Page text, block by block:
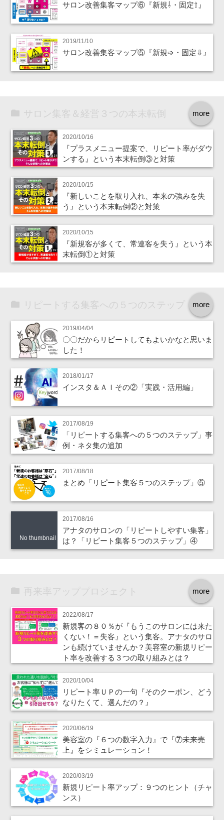
サロン改善集客マップ⑥『新規⇩・固定⇧』
2019/11/10
サロン改善集客マップ⑤『新規➩・固定⇩』
more
サロン集客＆経営３つの本末転倒
2020/10/16
『プラスメニュー提案で、リピート率がダウ
ンする』という本末転倒③と対策
2020/10/15
『新しいことを取り入れ、本来の強みを失
う』という本末転倒②と対策
2020/10/15
『新規客が多くて、常連客を失う』という本
末転倒①と対策
more
リピートする集客への５つのステップ
2019/04/04
〇〇だからリピートしてもよいかなと思いま
した！
2018/01/17
インスタ＆ＡＩその②「実践・活用編」
2017/08/19
「リピートする集客への５つのステップ」事
例・ネタ集の追加
2017/08/18
まとめ「リピート集客５つのステップ」⑤
No thumbnail
2017/08/16
アナタのサロンの「リピートしやすい集客」
は？「リピート集客５つのステップ」④
more
再来率アッププロジェクト
2022/08/17
新規客の８０％が『もうこのサロンには来た
くない！＝失客』という集客。アナタのサロ
ンも続けていませんか？美容室の新規リピー
ト率を改善する３つの取り組みとは？
2020/10/04
リピート率ＵＰの一句『そのクーポン、どう
なりたくて、選んだの？』
2020/06/19
美容室の『６つの数字入力』で『⑦未来売
上』をシミュレーション！
2020/03/19
新規リピート率アップ：９つのヒント（チャ
ンス）